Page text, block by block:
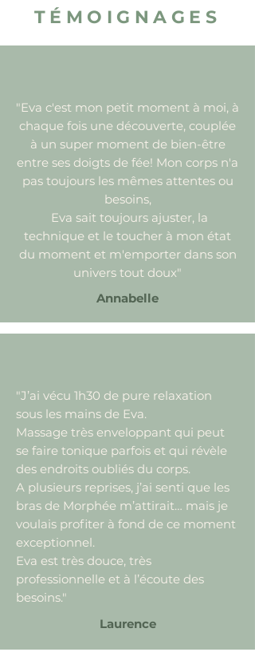
TÉMOIGNAGES
"Eva c'est mon petit moment à moi, à
chaque fois une découverte, couplée
à un super moment de bien-être
entre ses doigts de fée! Mon corps n'a
pas toujours les mêmes attentes ou
besoins,
Eva sait toujours ajuster, la
technique et le toucher à mon état
du moment et m'emporter dans son
univers tout doux"
Annabelle
"J’ai vécu 1h30 de pure relaxation
sous les mains de Eva.
Massage très enveloppant qui peut
se faire tonique parfois et qui révèle
des endroits oubliés du corps.
A plusieurs reprises, j’ai senti que les
bras de Morphée m’attirait… mais je
voulais profiter à fond de ce moment
exceptionnel.
Eva est très douce, très
professionnelle et à l’écoute des
besoins."
Laurence